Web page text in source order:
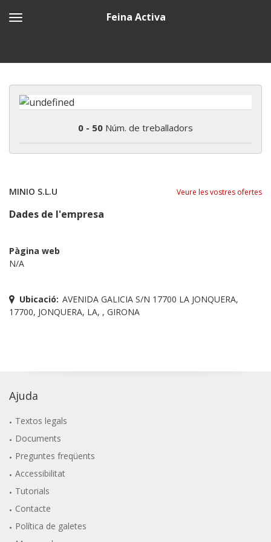
Feina Activa
0 - 50 Núm. de treballadors
MINIO S.L.U Veure les vostres ofertes
Dades de l'empresa
Pàgina web
N/A
Ubicació: AVENIDA GALICIA S/N 17700 LA JONQUERA,
17700, JONQUERA, LA, , GIRONA
Ajuda
Textos legals
Documents
Preguntes freqüents
Accessibilitat
Tutorials
Contacte
Política de galetes